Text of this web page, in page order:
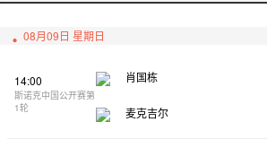
08月09日 星期日
14:00
斯诺克中国公开赛第
1轮
肖国栋
麦克吉尔